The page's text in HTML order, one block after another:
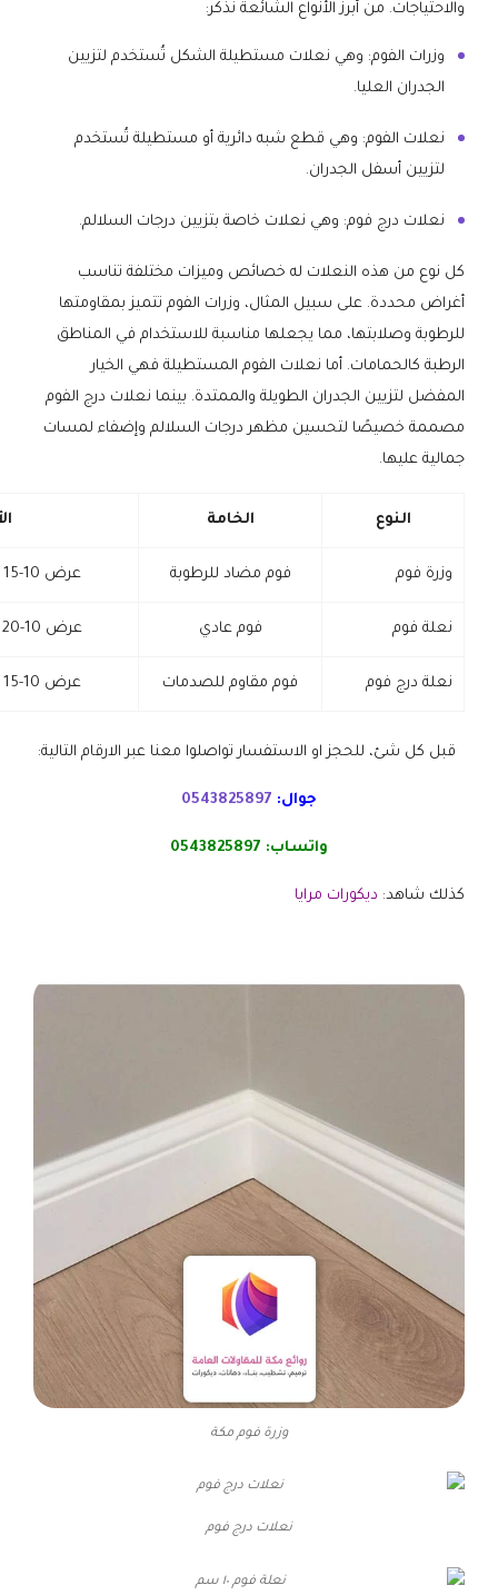
والاحتياجات. من أبرز الأنواع الشائعة نذكر:
وزرات الفوم: وهي نعلات مستطيلة الشكل تُستخدم لتزيين
الجدران العليا.
نعلات الفوم: وهي قطع شبه دائرية أو مستطيلة تُستخدم
لتزيين أسفل الجدران.
نعلات درج فوم: وهي نعلات خاصة بتزيين درجات السلالم.
كل نوع من هذه النعلات له خصائص وميزات مختلفة تناسب
أغراض محددة. على سبيل المثال، وزرات الفوم تتميز بمقاومتها
للرطوبة وصلابتها، مما يجعلها مناسبة للاستخدام في المناطق
الرطبة كالحمامات. أما نعلات الفوم المستطيلة فهي الخيار
المفضل لتزيين الجدران الطويلة والممتدة. بينما نعلات درج الفوم
مصممة خصيصًا لتحسين مظهر درجات السلالم وإضفاء لمسات
جمالية عليها.
النوع الخامة
وزرة فوم فوم مضاد للرطوبة عرض 10-15 سم، طول 2-3 م
نعلة فوم فوم عادي عرض 10-20 سم، طول 1-2 م
نعلة درج فوم فوم مقاوم للصدمات عرض 10-15 سم، طول 1-2 م
قبل كل شئ، للحجز او الاستفسار تواصلوا معنا عبر الارقام التالية:
جوال: 0543825897
واتساب: 0543825897
كذلك شاهد: ديكورات مرايا
وزرة فوم مكة
نعلات درج فوم